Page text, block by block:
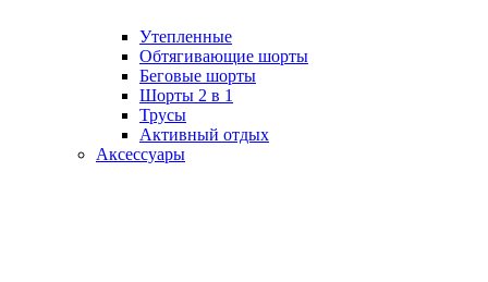
Утепленные
Обтягивающие шорты
Беговые шорты
Шорты 2 в 1
Трусы
Активный отдых
Аксессуары